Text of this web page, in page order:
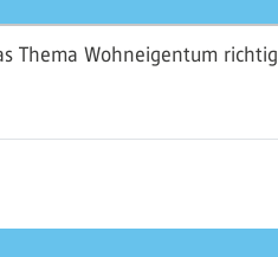
Thema Wohneigentum richtig